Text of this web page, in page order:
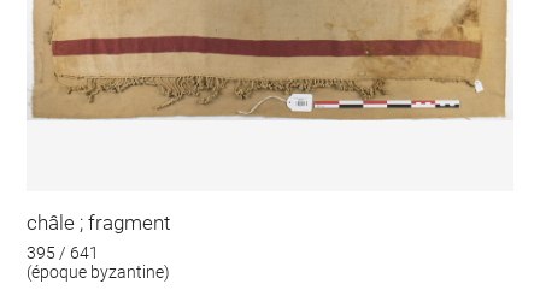
châle ; fragment
395 / 641
(époque byzantine)